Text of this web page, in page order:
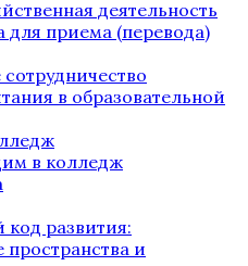
деятельность
для приема (перевода)
в образовательной
в колледж
код развития:
пространства и